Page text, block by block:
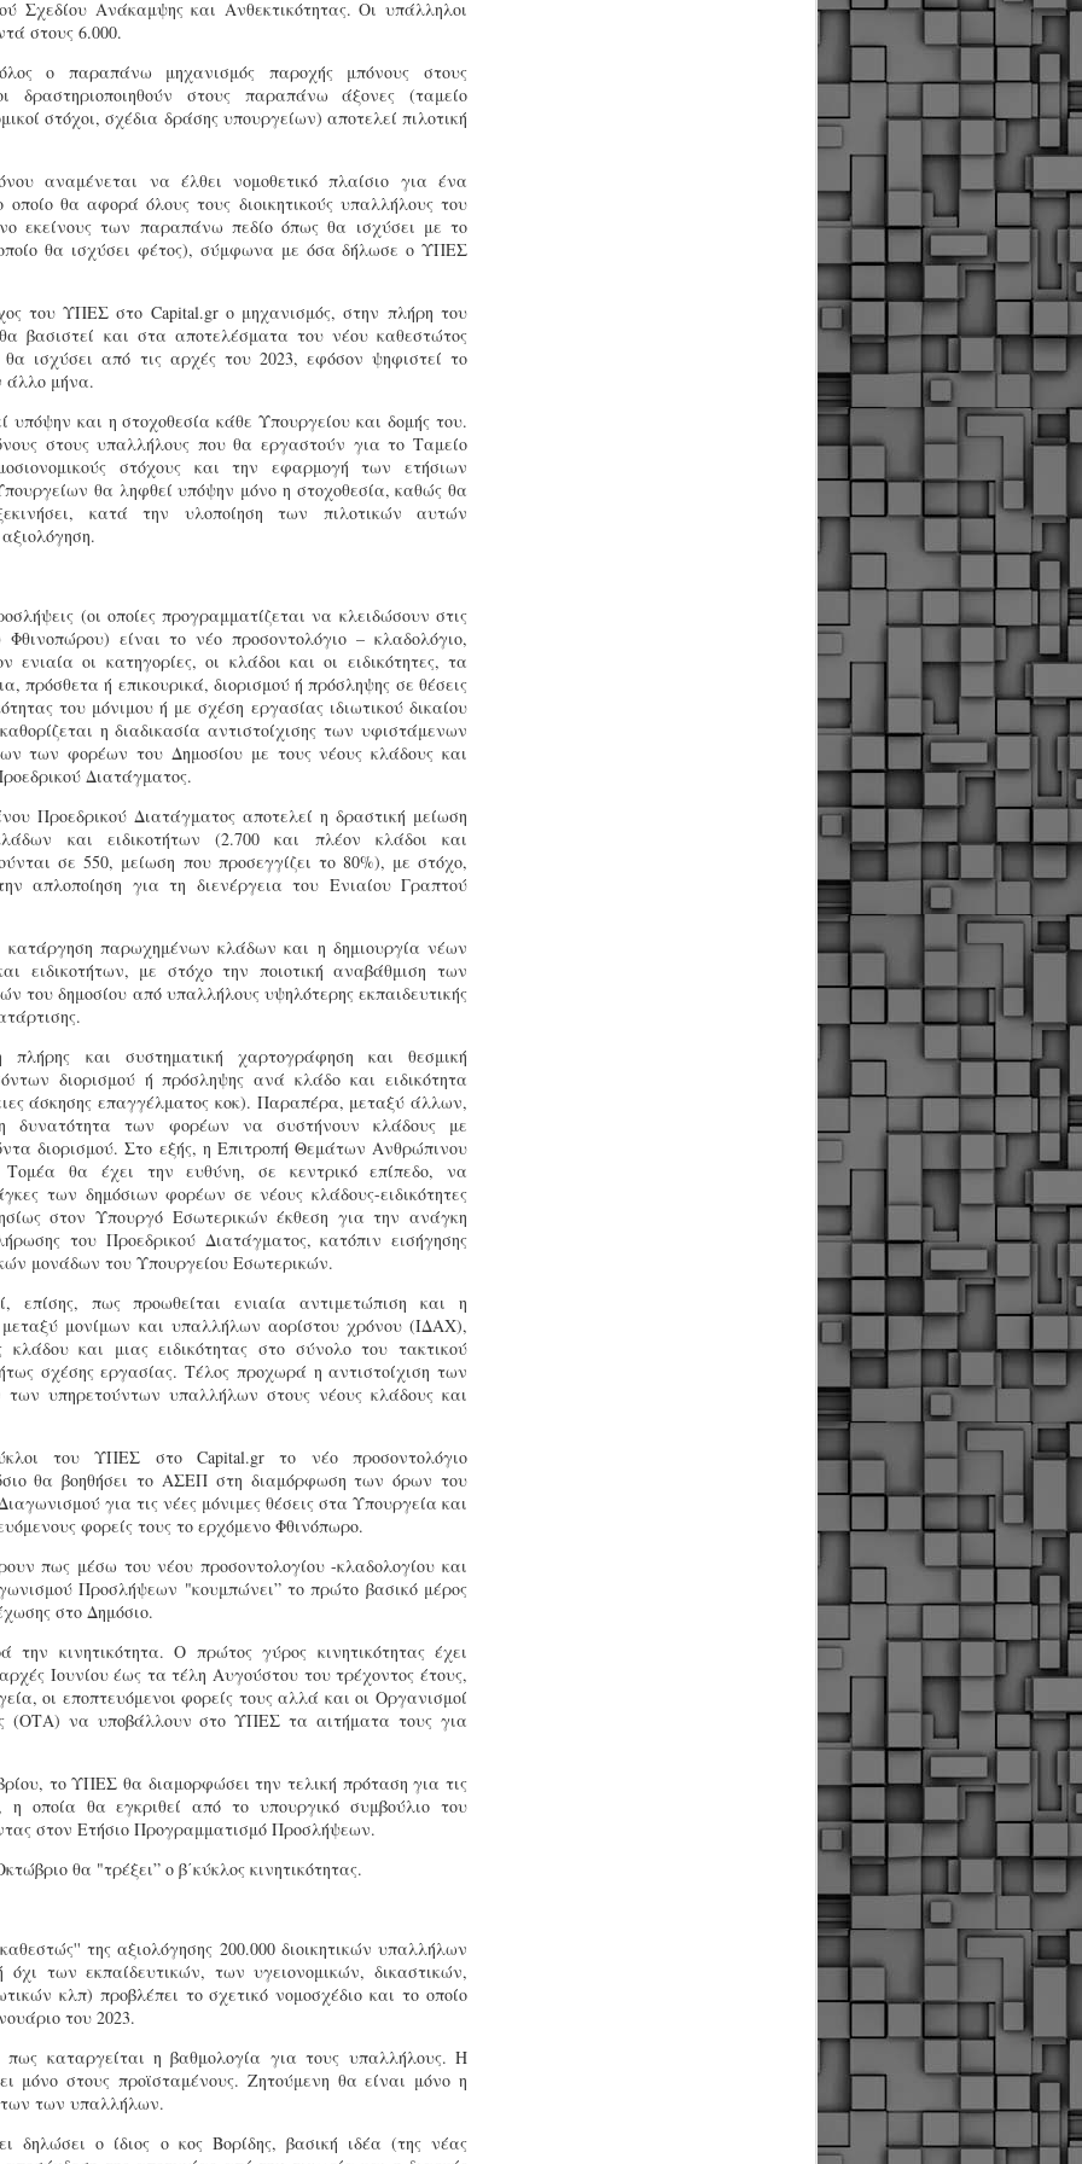
Σχεδίου Ανάκαμψης και Ανθεκτικότητας. Οι υπάλληλοι
στους 6.000.
ο παραπάνω μηχανισμός παροχής μπόνους στους
δραστηριοποιηθούν στους παραπάνω άξονες (ταμείο
στόχοι, σχέδια δράσης υπουργείων) αποτελεί πιλοτική
αναμένεται να έλθει νομοθετικό πλαίσιο για ένα
οποίο θα αφορά όλους τους διοικητικούς υπαλλήλους του
εκείνους των παραπάνω πεδίο όπως θα ισχύσει με το
θα ισχύσει φέτος), σύμφωνα με όσα δήλωσε ο ΥΠΕΣ
του ΥΠΕΣ στο Capital.gr ο μηχανισμός, στην πλήρη του
βασιστεί και στα αποτελέσματα του νέου καθεστώτος
θα ισχύσει από τις αρχές του 2023, εφόσον ψηφιστεί το
άλλο μήνα.
και η στοχοθεσία κάθε Υπουργείου και δομής του.
στους υπαλλήλους που θα εργαστούν για το Ταμείο
στόχους και την εφαρμογή των ετήσιων
θα ληφθεί υπόψην μόνο η στοχοθεσία, καθώς θα
κατά την υλοποίηση των πιλοτικών αυτών
(οι οποίες προγραμματίζεται να κλειδώσουν στις
είναι το νέο προσοντολόγιο – κλαδολόγιο,
ενιαία οι κατηγορίες, οι κλάδοι και οι ειδικότητες, τα
πρόσθετα ή επικουρικά, διορισμού ή πρόσληψης σε θέσεις
του μόνιμου ή με σχέση εργασίας ιδιωτικού δικαίου
η διαδικασία αντιστοίχισης των υφιστάμενων
των φορέων του Δημοσίου με τους νέους κλάδους και
Διατάγματος.
Προεδρικού Διατάγματος αποτελεί η δραστική μείωση
και ειδικοτήτων (2.700 και πλέον κλάδοι και
σε 550, μείωση που προσεγγίζει το 80%), με στόχο,
απλοποίηση για τη διενέργεια του Ενιαίου Γραπτού
κατάργηση παρωχημένων κλάδων και η δημιουργία νέων
ειδικοτήτων, με στόχο την ποιοτική αναβάθμιση των
του δημοσίου από υπαλλήλους υψηλότερης εκπαιδευτικής
και συστηματική χαρτογράφηση και θεσμική
διορισμού ή πρόσληψης ανά κλάδο και ειδικότητα
άσκησης επαγγέλματος κοκ). Παραπέρα, μεταξύ άλλων,
δυνατότητα των φορέων να συστήνουν κλάδους με
διορισμού. Στο εξής, η Επιτροπή Θεμάτων Ανθρώπινου
Τομέα θα έχει την ευθύνη, σε κεντρικό επίπεδο, να
των δημόσιων φορέων σε νέους κλάδους-ειδικότητες
στον Υπουργό Εσωτερικών έκθεση για την ανάγκη
του Προεδρικού Διατάγματος, κατόπιν εισήγησης
μονάδων του Υπουργείου Εσωτερικών.
επίσης, πως προωθείται ενιαία αντιμετώπιση και η
μεταξύ μονίμων και υπαλλήλων αορίστου χρόνου (ΙΔΑΧ),
και μιας ειδικότητας στο σύνολο του τακτικού
σχέσης εργασίας. Τέλος προχωρά η αντιστοίχιση των
υπηρετούντων υπαλλήλων στους νέους κλάδους και
του ΥΠΕΣ στο Capital.gr το νέο προσοντολόγιο
θα βοηθήσει το ΑΣΕΠ στη διαμόρφωση των όρων του
για τις νέες μόνιμες θέσεις στα Υπουργεία και
φορείς τους το ερχόμενο Φθινόπωρο.
πως μέσω του νέου προσοντολογίου -κλαδολογίου και
Προσλήψεων "κουμπώνει” το πρώτο βασικό μέρος
στο Δημόσιο.
κινητικότητα. Ο πρώτος γύρος κινητικότητας έχει
Ιουνίου έως τα τέλη Αυγούστου του τρέχοντος έτους,
οι εποπτευόμενοι φορείς τους αλλά και οι Οργανισμοί
(ΟΤΑ) να υποβάλλουν στο ΥΠΕΣ τα αιτήματα τους για
το ΥΠΕΣ θα διαμορφώσει την τελική πρόταση για τις
η οποία θα εγκριθεί από το υπουργικό συμβούλιο του
στον Ετήσιο Προγραμματισμό Προσλήψεων.
θα "τρέξει” ο β΄κύκλος κινητικότητας.
της αξιολόγησης 200.000 διοικητικών υπαλλήλων
όχι των εκπαίδευτικών, των υγειονομικών, δικαστικών,
κλπ) προβλέπει το σχετικό νομοσχέδιο και το οποίο
του 2023.
πως καταργείται η βαθμολογία για τους υπαλλήλους. Η
μόνο στους προϊσταμένους. Ζητούμενη θα είναι μόνο η
των υπαλλήλων.
δηλώσει ο ίδιος ο κος Βορίδης, βασική ιδέα (της νέας
σύμφωνα με τις διατάξεις του
Ν. 4830/2021.
έντονα στην παρουσία των
δημιουργηθεί ένταση στο
σημείο.
κατά 1,36% τις θέσεις στάθμευσης για άτομα με
Δεκαεπτά εγκαταλελειμμένα οχήματα
σταθερά βήματα και προσήλωση στο όραμα για μια πόλη
ανθρώπινη, λειτουργική και δίκαιη, ο Δήμος Σερρών
Δημοτική Αστυνομία Σερρών : Αυτόφορη διαδικασία
και Διοικητικό πρόστιμο 3.000€ σε πολίτη για
παράνομες κοπές δέντρων στην περιοχή Καλλιθέα
Αστυνομία και Τμήμα Πρασίνου του Δήμου Σερρών
στην Καλλιθέα
αποφασιστικότητα και άμεσα αντανακλαστικά
οι υπηρεσίες του Δήμου Σερρών, βάζοντας
σε περιστατικό καταστροφής αστικού πρασίνου.
την Τρίτη 7 Απριλίου 2026, μετά από αξιοποίηση
καταγγελίας, πραγματοποιήθηκε συντονισμένη
από το Τμήμα Δημοτικής Αστυνομίας σε συνεργασία
το Τμήμα Πρασίνου του Δήμου Σερρών.
Εγκύκλιος ΥΠ.ΕΣ. με θέμα: «Παροχή οδηγιών
αναφορικά με το πρόγραμμα εισαγωγικής
εκπαίδευσης των διορισθέντος Δημοτικών
Αστυνομικών της προκήρυξης 1K/2024» - Στα
τμήματα δοκιμων Αστυφυλάκων Νάουσας, Γρεβενων
έκδοση εγκυκλιου οδηγιών σχετικά με το χρονοδιάγραμμα
(θεωρητικής και πρακτικής) των νεοδιορισθέντων
της προκήρυξης 1Κ/2024, προχώρησε Τμήμα Εποπτείας
Δυναμικού Δημοτικής Αστυνομίας, της Δ/νσης
Τοπ. Αυτοδιοίκησης, της Γενικής Γραμματείας
Διοίκησης του Υπ. Εσωτερικών.
Δημοσιέυθηκε στο ΦΕΚ Β' 1682/26-03-2026 η
Απόφαση 16458 με θέμα;: «Εισαγωγική Εκπαίδευση -
Επιμόρφωση του ειδικού ένστολου προσωπικού της
στο ΦΕΚ Β' 1682/26-03-2026 η Aπόφαση 16458 με
«Εισαγωγική Εκπαίδευση - Επιμόρφωση του ειδικού
προσωπικού της δημοτικής αστυνομίας».
Φωτορεπορτάζ από τις ορκωμοσίες των
(ανανεώνεται συνεχώς)
οι ορκωμοσίες των νέων Δημοτικών Αστυνομικών
δήμους της χώρας. Το Dimastin, αναζητεί σχετικό
υλικό στο διαδίκτυο και σας το παρουσιάζει σε
την ανάρτηση. Επίσης, σας καλούμε, αν διαπιστώσετε ότι
έχουν "ξεφύγει" ορκωμοσίες, μπορείτε να στέλνετε το
τους υλικό στο dimasthes@gmail.gr ώστε να το
εδώ, άμεσα.
αστυνομικοί – Τι τους ζήτησε ο Αγγελούδης
Ενισχύεται το έργο της δημοτικής αστυνομίας στο δήμο
καθώς το πρωί της Τετάρτης 18 Μαρτίου
οι 75 νέοι δημοτικοί αστυνομικοί.
αστυνομία. Θα είναι πιο κοντά στον πολίτη. Είχα την
να είμαι σήμερα στην ορκωμοσία τους.
Ξεκίνησαν εδώ και μια εβδομάδα οι αφίξεις των
νεοπροσληφθέντων Δημοτικών Αστυνομικών στους
δήμους και οι ορκωμοσίες τους - Πλήρες
μέρες ζει ο "οργανισμός" της Δημοτικής Αστυνομίας!
θυμίσουμε ότι κανονικές προσλήψεις στην Δημοτική
έχουν να γίνουν από το 2010. Δεκαέξι ολόκληρα
Και βέβαια, ακόμη και με αυτές τις προσλήψεις, δεν
το 2013 προ της κατάργησης της υπηρεσίας με
του σημερινού πρωθυπουργού Κυριάκου Μητσοτάκη. Ας
Δημοτική Αστυνομία Θεσσαλονίκης: Διμηνιαίος
απολογισμός ελέγχων τήρησης νομοθεσίας
δεσποζόμενων Ζώων συντροφιάς
Αστυνομία Θεσσαλονίκης, με στόχο την προστασία των
και την ομαλή συμβίωση στην πόλη.
ΣτΕ: Οριστική απόρριψη της επαναφοράς του 13ου
και 14ου μισθού για τους δημοσίους υπαλλήλους